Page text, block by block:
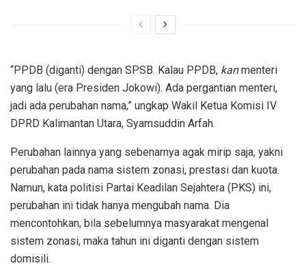
“PPDB (diganti) dengan SPSB. Kalau PPDB, kanmenteri
yang lalu (era Presiden Jokowi). Ada pergantian menteri,
jadi ada perubahan nama,” ungkap Wakil Ketua Komisi IV
DPRD Kalimantan Utara, Syamsuddin Arfah.
Perubahan lainnya yang sebenarnya agak mirip saja, yakni
perubahan pada nama sistem zonasi, prestasi dan kuota.
Namun, kata politisi Partai Keadilan Sejahtera (PKS) ini,
perubahan ini tidak hanya mengubah nama. Dia
mencontohkan, bila sebelumnya masyarakat mengenal
sistem zonasi, maka tahun ini diganti dengan sistem
domisili.